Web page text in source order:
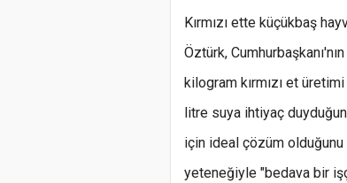
Kırmızı ette küçükbaş
Öztürk,
kilogram kırmızı et
litre suya ihtiyaç
için ideal çözüm olduğunu
yeteneğiyle "bedava bir